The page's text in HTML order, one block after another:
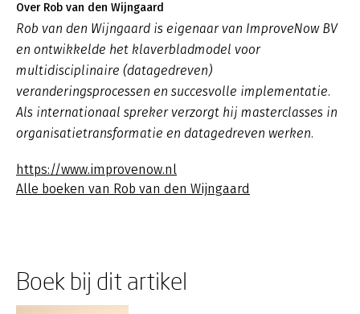
Over Rob van den Wijngaard
Rob van den Wijngaard is eigenaar van ImproveNow BV
en ontwikkelde het klaverbladmodel voor
multidisciplinaire (datagedreven)
veranderingsprocessen en succesvolle implementatie.
Als internationaal spreker verzorgt hij masterclasses in
organisatietransformatie en datagedreven werken.
https://www.improvenow.nl
Alle boeken van Rob van den Wijngaard
Boek bij dit artikel